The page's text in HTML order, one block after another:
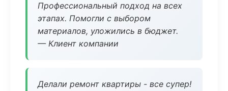
Профессиональный подход на всех
этапах. Помогли с выбором
материалов, уложились в бюджет.
— Клиент компании
Делали ремонт квартиры - все супер!